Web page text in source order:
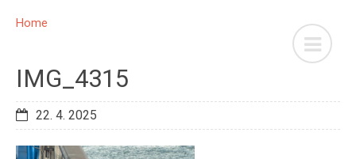
Home
IMG_4315
22. 4. 2025